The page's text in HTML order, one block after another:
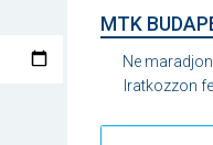
MTK
Ne
Iratkozzon